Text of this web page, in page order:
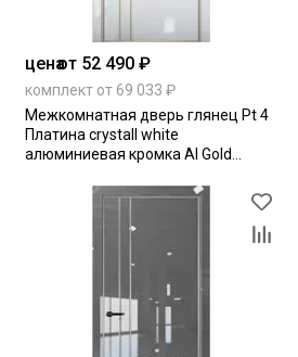
ценаот 52 490 ₽
комплект от 69 033 ₽
Межкомнатная дверь глянец Pt 4
Платина crystall white
алюминиевая кромка Al Gold